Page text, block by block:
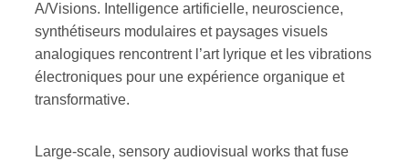
A/Visions. Intelligence artificielle, neuroscience,
synthétiseurs modulaires et paysages visuels
analogiques rencontrent l’art lyrique et les vibrations
électroniques pour une expérience organique et
transformative.
Large-scale, sensory audiovisual works that fuse